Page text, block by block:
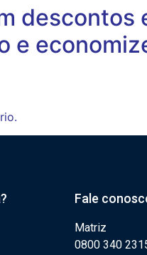
e
Fale
Matriz
0800 340